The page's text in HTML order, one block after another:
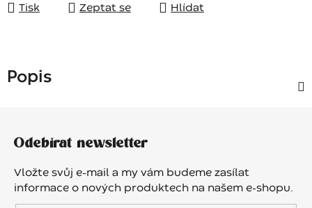
Tisk Zeptat se Hlídat
Popis
Odebírat newsletter
Vložte svůj e-mail a my vám budeme zasílat
informace o nových produktech na našem e-shopu.